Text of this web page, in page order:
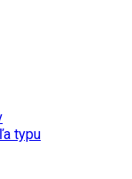
typu